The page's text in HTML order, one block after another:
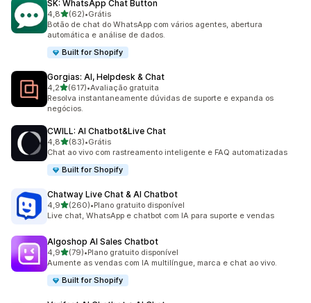
SK: WhatsApp Chat Button
4,8de 5 estrelas
(62)
62 avaliações ao todo
•Grátis
Botão de chat do WhatsApp com vários agentes, abertura
automática e análise de dados.
Built for Shopify
Gorgias: AI, Helpdesk & Chat
4,2de 5 estrelas
(617)
617 avaliações ao todo
•Avaliação gratuita
Resolva instantaneamente dúvidas de suporte e expanda os
negócios.
CWILL: AI Chatbot&Live Chat
4,8de 5 estrelas
(83)
83 avaliações ao todo
•Grátis
Chat ao vivo com rastreamento inteligente e FAQ automatizadas
Built for Shopify
Chatway Live Chat & AI Chatbot
4,9de 5 estrelas
(260)
260 avaliações ao todo
•Plano gratuito disponível
Live chat, WhatsApp e chatbot com IA para suporte e vendas
Algoshop AI Sales Chatbot
4,9de 5 estrelas
(79)
79 avaliações ao todo
•Plano gratuito disponível
Aumente as vendas com IA multilíngue, marca e chat ao vivo.
Built for Shopify